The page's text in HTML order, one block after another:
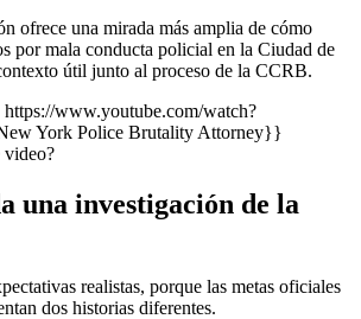
ofrece una mirada más amplia de cómo
por mala conducta policial en la Ciudad de
útil junto al proceso de la CCRB.
www.youtube.com/watch?
York Police Brutality Attorney}}
video?
una investigación de la
realistas, porque las metas oficiales
dos historias diferentes.